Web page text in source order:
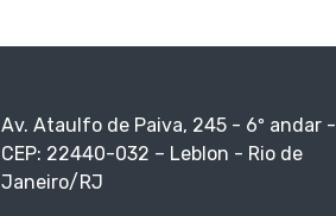
Av. Ataulfo de Paiva, 245 - 6º andar -
CEP: 22440-032 – Leblon - Rio de
Janeiro/RJ